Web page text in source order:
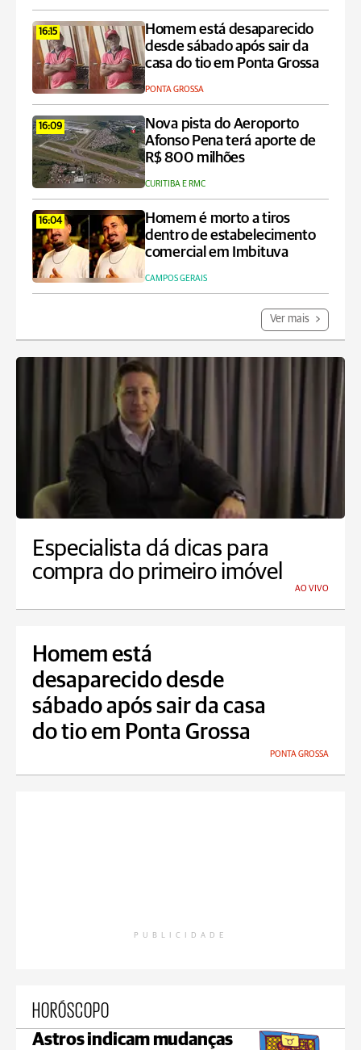
16:15
Homem está desaparecido
desde sábado após sair da
casa do tio em Ponta Grossa
PONTA GROSSA
16:09
Nova pista do Aeroporto
Afonso Pena terá aporte de
R$ 800 milhões
CURITIBA E RMC
16:04
Homem é morto a tiros
dentro de estabelecimento
comercial em Imbituva
CAMPOS GERAIS
Ver mais
Especialista dá dicas para
compra do primeiro imóvel
AO VIVO
Homem está
desaparecido desde
sábado após sair da casa
do tio em Ponta Grossa
PONTA GROSSA
PUBLICIDADE
HORÓSCOPO
Astros indicam mudanças